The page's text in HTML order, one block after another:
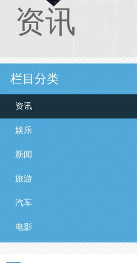
资讯
栏目分类
资讯
娱乐
新闻
旅游
汽车
电影